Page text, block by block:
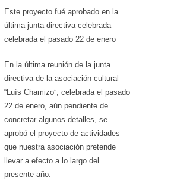
Este proyecto fué aprobado en la
última junta directiva celebrada
celebrada el pasado 22 de enero
En la última reunión de la junta
directiva de la asociación cultural
“Luís Chamizo”, celebrada el pasado
22 de enero, aún pendiente de
concretar algunos detalles, se
aprobó el proyecto de actividades
que nuestra asociación pretende
llevar a efecto a lo largo del
presente año.